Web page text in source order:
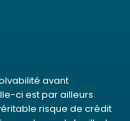
avant
ci est par ailleurs
risque de crédit